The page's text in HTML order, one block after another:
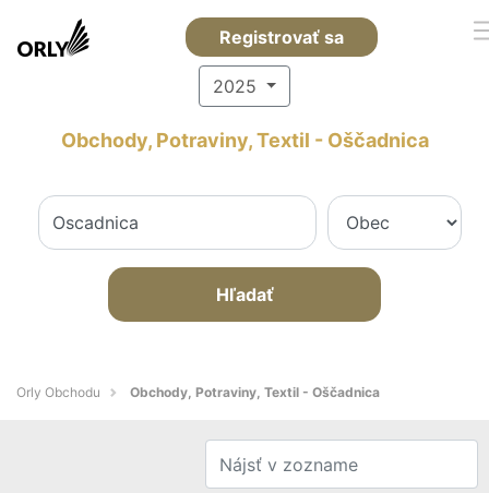
Registrovať sa
2025
Obchody, Potraviny, Textil - Oščadnica
Hľadať
Orly Obchodu Obchody, Potraviny, Textil - Oščadnica